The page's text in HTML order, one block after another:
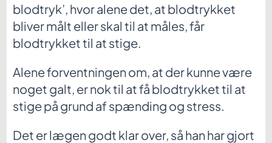
blodtryk’, hvor alene det, at blodtrykket
bliver målt eller skal til at måles, får
blodtrykket til at stige.
Alene forventningen om, at der kunne være
noget galt, er nok til at få blodtrykket til at
stige på grund af spænding og stress.
Det er lægen godt klar over, så han har gjort